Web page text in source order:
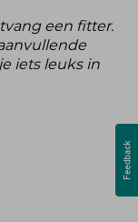
een fitter.
iets leuks in